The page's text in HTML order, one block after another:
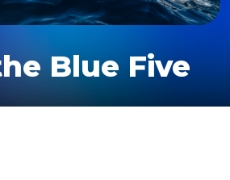
Blue Five